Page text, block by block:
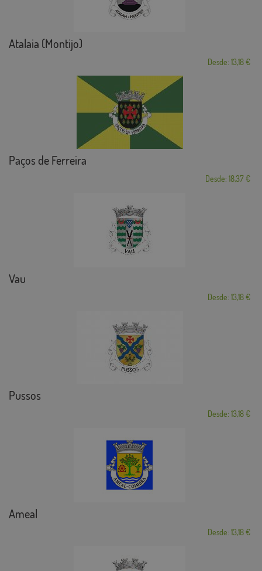
Atalaia (Montijo)
Desde: 13,18 €
Paços de Ferreira
Desde: 18,37 €
Vau
Desde: 13,18 €
Pussos
Desde: 13,18 €
Ameal
Desde: 13,18 €